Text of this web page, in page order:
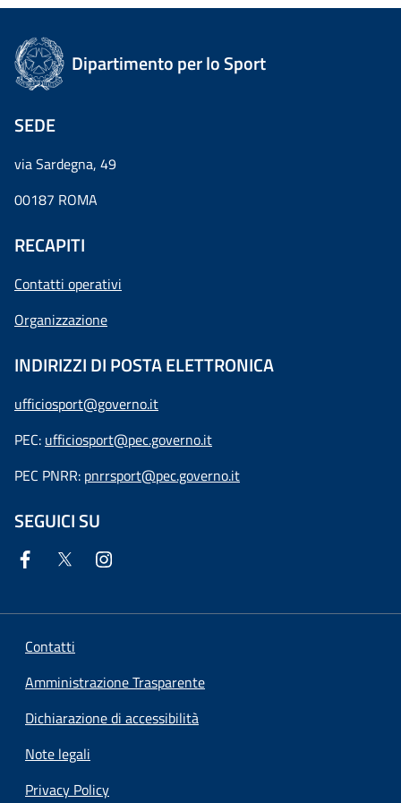
Dipartimento per lo Sport
SEDE
via Sardegna, 49
00187 ROMA
RECAPITI
Contatti operativi
Organizzazione
INDIRIZZI DI POSTA ELETTRONICA
ufficiosport@governo.it
PEC: ufficiosport@pec.governo.it
PEC PNRR: pnrrsport@pec.governo.it
SEGUICI SU
Contatti
Amministrazione Trasparente
Dichiarazione di accessibilità
Note legali
Privacy Policy